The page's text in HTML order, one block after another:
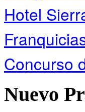
Hotel
Concurso
Nuevo